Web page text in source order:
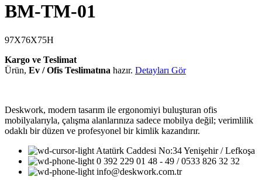
BM-TM-01
97X76X75H
Kargo ve Teslimat
Ürün, Ev / Ofis Teslimatına hazır. Detayları Gör
Deskwork, modern tasarım ile ergonomiyi buluşturan ofis
mobilyalarıyla, çalışma alanlarınıza sadece mobilya değil; verimlilik
odaklı bir düzen ve profesyonel bir kimlik kazandırır.
Atatürk Caddesi No:34 Yenişehir / Lefkoşa
0 392 229 01 48 - 49 / 0533 826 32 32
info@deskwork.com.tr